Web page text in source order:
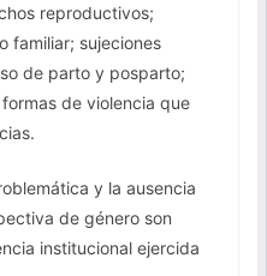
reproductivos;
familiar; sujeciones
de parto y posparto;
de violencia que
y la ausencia
de género son
institucional ejercida